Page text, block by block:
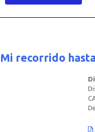
Mi recorrido